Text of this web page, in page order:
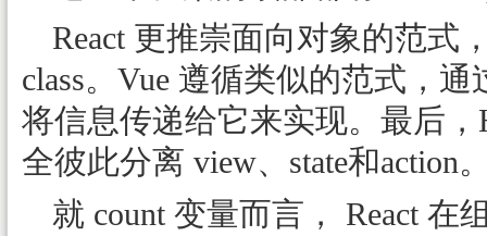
React 更推崇面向对象的范式
class。Vue 遵循类似的范式，
将信息传递给它来实现。最后
全彼此分离 view、state和action
就 count 变量而言， React